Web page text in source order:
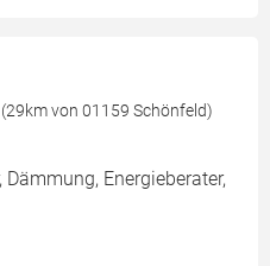
von 01159 Schönfeld)
Energieberater,